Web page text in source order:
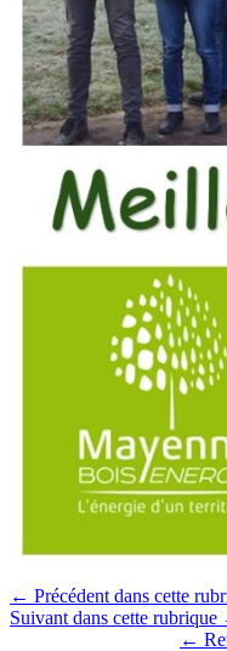
← Précédent dans cette
Suivant dans cette rubrique
←